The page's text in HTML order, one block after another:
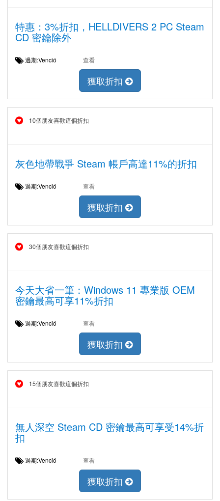
特惠：3%折扣，HELLDIVERS 2 PC Steam
CD 密鑰除外
過期:Venció 查看
獲取折扣
10個朋友喜歡這個折扣
灰色地帶戰爭 Steam 帳戶高達11%的折扣
過期:Venció 查看
獲取折扣
30個朋友喜歡這個折扣
今天大省一筆：Windows 11 專業版 OEM
密鑰最高可享11%折扣
過期:Venció 查看
獲取折扣
15個朋友喜歡這個折扣
無人深空 Steam CD 密鑰最高可享受14%折
扣
過期:Venció 查看
獲取折扣